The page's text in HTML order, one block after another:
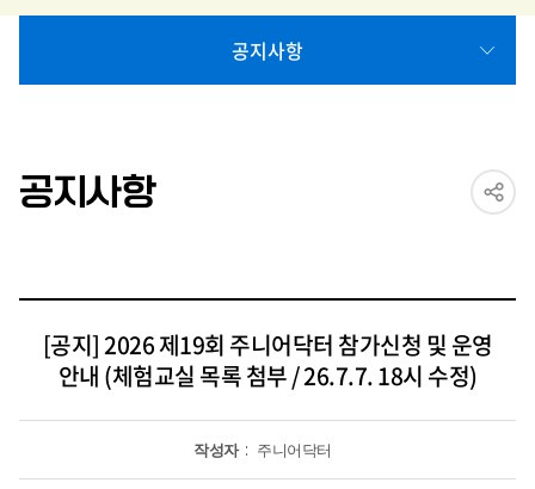
공지사항
공지사항
[공지] 2026 제19회 주니어닥터 참가신청 및 운영
안내 (체험교실 목록 첨부 / 26.7.7. 18시 수정)
작성자 주니어닥터